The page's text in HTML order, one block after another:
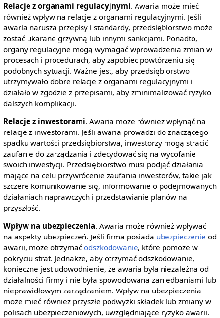
Relacje z organami regulacyjnymi. Awaria może mieć
również wpływ na relacje z organami regulacyjnymi. Jeśli
awaria narusza przepisy i standardy, przedsiębiorstwo może
zostać ukarane grzywną lub innymi sankcjami. Ponadto,
organy regulacyjne mogą wymagać wprowadzenia zmian w
procesach i procedurach, aby zapobiec powtórzeniu się
podobnych sytuacji. Ważne jest, aby przedsiębiorstwo
utrzymywało dobre relacje z organami regulacyjnymi i
działało w zgodzie z przepisami, aby zminimalizować ryzyko
dalszych komplikacji.
Relacje z inwestorami. Awaria może również wpłynąć na
relacje z inwestorami. Jeśli awaria prowadzi do znaczącego
spadku wartości przedsiębiorstwa, inwestorzy mogą stracić
zaufanie do zarządzania i zdecydować się na wycofanie
swoich inwestycji. Przedsiębiorstwo musi podjąć działania
mające na celu przywrócenie zaufania inwestorów, takie jak
szczere komunikowanie się, informowanie o podejmowanych
działaniach naprawczych i przedstawianie planów na
przyszłość.
Wpływ na ubezpieczenia. Awaria może również wpływać
na aspekty ubezpieczeń. Jeśli firma posiada ubezpieczenie od
awarii, może otrzymać odszkodowanie, które pomoże w
pokryciu strat. Jednakże, aby otrzymać odszkodowanie,
konieczne jest udowodnienie, że awaria była niezależna od
działalności firmy i nie była spowodowana zaniedbaniami lub
nieprawidłowym zarządzaniem. Wpływ na ubezpieczenia
może mieć również przyszłe podwyżki składek lub zmiany w
polisach ubezpieczeniowych, uwzględniające ryzyko awarii.